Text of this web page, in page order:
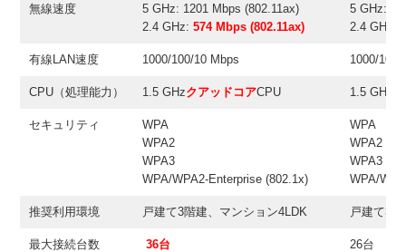
無線速度
5 GHz: 1201 Mbps (802.11ax)
2.4 GHz:574 Mbps (802.11ax)
5 GHz:
2.4 GHz:
有線LAN速度 1000/100/10 Mbps 1000/100/
CPU（処理能力） 1.5 GHzクアッドコアCPU 1.5 GHz
セキュリティ
WPA
WPA2
WPA3
WPA/WPA2-Enterprise (802.1x)
WPA
WPA2
WPA3
WPA/
推奨利用環境 戸建て3階建、マンション4LDK 戸建て3
最大接続台数 36台 26台